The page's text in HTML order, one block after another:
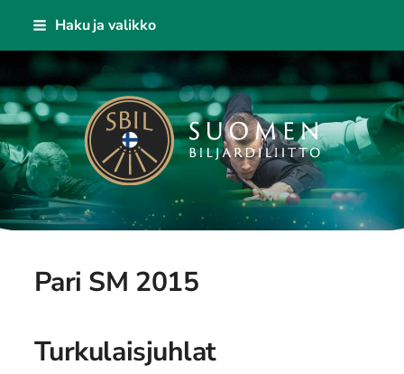
Siirry
sisältöön
Haku ja valikko
Suomen Biljardiliitto ry
Pari SM 2015
Turkulaisjuhlat